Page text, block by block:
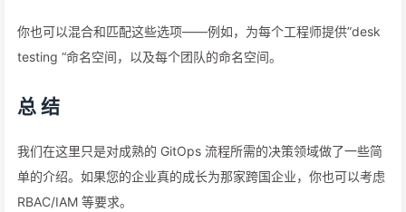
你也可以混合和匹配这些选项——例如，为每个工程师提供”desk
testing “命名空间，以及每个团队的命名空间。
总 结
我们在这里只是对成熟的 GitOps 流程所需的决策领域做了一些简
单的介绍。如果您的企业真的成长为那家跨国企业，你也可以考虑
RBAC/IAM 等要求。